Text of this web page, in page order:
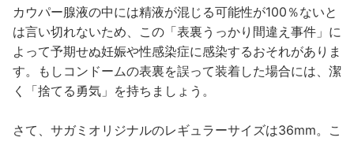
カウパー腺液の中には精液が混じる可能性が100％ないと
は言い切れないため、この「表裏うっかり間違え事件」に
よって予期せぬ妊娠や性感染症に感染するおそれがありま
す。もしコンドームの表裏を誤って装着した場合には、潔
く「捨てる勇気」を持ちましょう。
さて、サガミオリジナルのレギュラーサイズは36mm。こ